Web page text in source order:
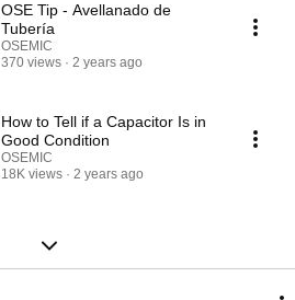
OSE Tip - Avellanado de
Tubería
OSEMIC
370 views
2 years ago
How to Tell if a Capacitor Is in
Good Condition
OSEMIC
18K views
2 years ago